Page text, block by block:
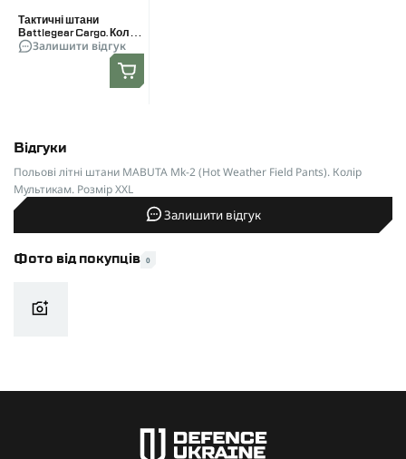
Тактичні штани
Battlegear Cargo. Колір
Піксель. Розмір XXL
Залишити відгук
Відгуки
Польові літні штани MABUTA Mk-2 (Hot Weather Field Pants). Колір
Мультикам. Розмір XXL
Залишити відгук
Фото від покупців 0